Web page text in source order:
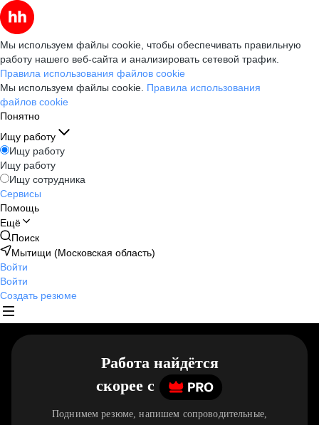
Мы используем файлы cookie, чтобы обеспечивать правильную
работу нашего веб-сайта и анализировать сетевой трафик.
Правила использования файлов cookie
Мы используем файлы cookie. Правила использования
файлов cookie
Понятно
Ищу работу
Ищу работу
Ищу работу
Ищу сотрудника
Сервисы
Помощь
Ещё
Поиск
Мытищи (Московская область)
Войти
Войти
Создать резюме
Работа найдётся
скорее c
Поднимем резюме, напишем сопроводительные,